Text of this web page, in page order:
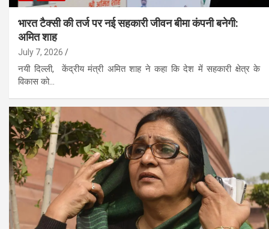
भारत टैक्सी की तर्ज पर नई सहकारी जीवन बीमा कंपनी बनेगी:
अमित शाह
July 7, 2026
नयी दिल्ली, केंद्रीय मंत्री अमित शाह ने कहा कि देश में सहकारी क्षेत्र के
विकास को…